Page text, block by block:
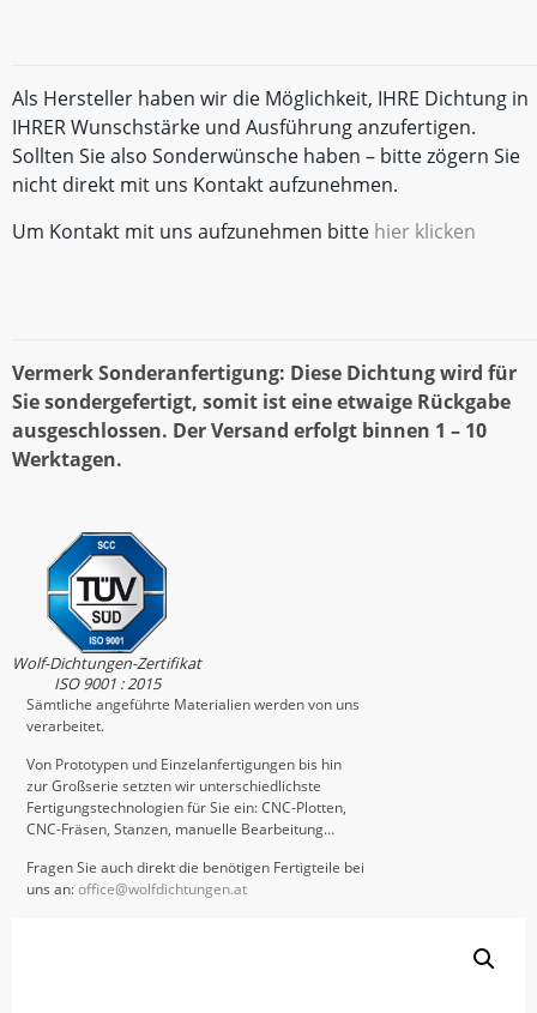
Als Hersteller haben wir die Möglichkeit, IHRE Dichtung in
IHRER Wunschstärke und Ausführung anzufertigen.
Sollten Sie also Sonderwünsche haben – bitte zögern Sie
nicht direkt mit uns Kontakt aufzunehmen.
Um Kontakt mit uns aufzunehmen bitte hier klicken
Vermerk Sonderanfertigung: Diese Dichtung wird für
Sie sondergefertigt, somit ist eine etwaige Rückgabe
ausgeschlossen. Der Versand erfolgt binnen 1 – 10
Werktagen.
Wolf-Dichtungen-Zertifikat
ISO 9001 : 2015
Sämtliche angeführte Materialien werden von uns
verarbeitet.
Von Prototypen und Einzelanfertigungen bis hin
zur Großserie setzten wir unterschiedlichste
Fertigungstechnologien für Sie ein: CNC-Plotten,
CNC-Fräsen, Stanzen, manuelle Bearbeitung…
Fragen Sie auch direkt die benötigen Fertigteile bei
uns an:office@wolfdichtungen.at